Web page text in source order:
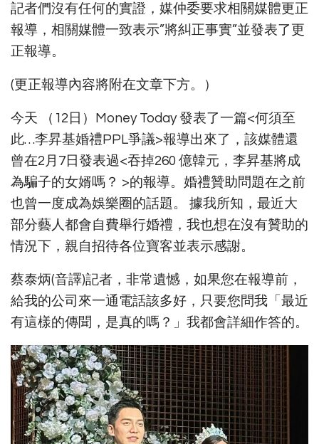
記者們沒有任何的實證，媒仲委要求相關媒體更正
報導，相關媒體一致表示”將糾正事實”並發表了更
正報導。
(更正報導內容將附在文章下方。）
今天 （12日）Money Today 發表了一篇<何須至
此…李昇基婚禮PPL爭議>報導出來了，該媒體還
曾在2月7日發表過<吞掉260 億韓元，李昇基將成
為騙子的女婿嗎？ >的報導。婚禮贊助問題在之前
也曾一度成為娛樂圈的話題。 據我所知，最近大
部分藝人都會自費舉行婚禮，我也想在沒有贊助的
情況下，親自招待各位寶客並表示感謝。
蔡泰炳(音譯)記者，非常遺憾，如果您在報導前，
給我的公司來一通電話該多好，只要您問我「最近
有這樣的傳聞，是真的嗎？」我都會詳細作答的。